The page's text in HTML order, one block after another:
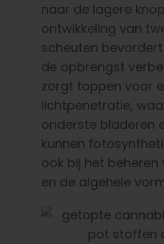
naar de lagere
ontwikkeling van
scheuten
de opbrengst
zorgt toppen voor
lichtpenetratie,
onderste bladeren
kunnen
ook bij het
en de algehele